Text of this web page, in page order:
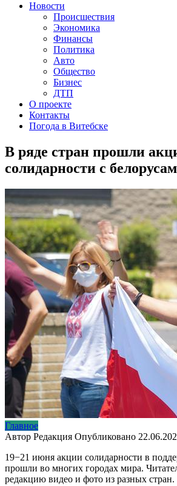
Новости
Происшествия
Экономика
Финансы
Политика
Авто
Общество
Бизнес
ДТП
О проекте
Контакты
Погода в Витебске
В ряде стран прошли
солидарности с
Главное
Автор Редакция Опубликовано
19−21 июня акции солидарности в
прошли во многих городах мира.
редакцию видео и фото из разных